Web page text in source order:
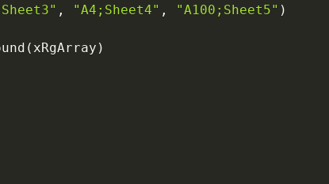
, "A4;Sheet4" , "A100;Sheet5" )
( xRgArray )